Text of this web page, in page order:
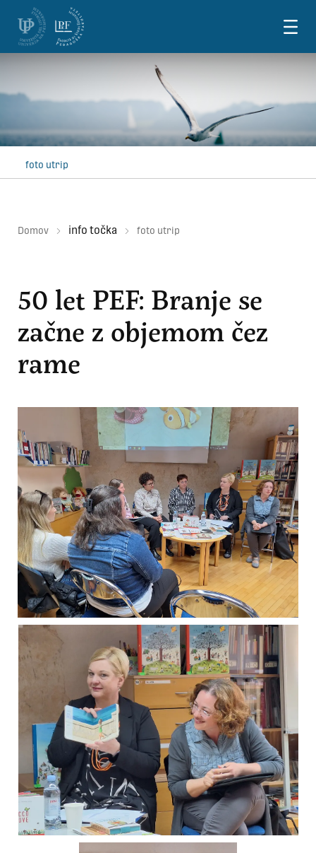
Skoči na vsebino
foto utrip
Domov info točka foto utrip
50 let PEF: Branje se
začne z objemom čez
rame